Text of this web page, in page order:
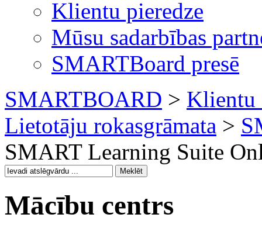
Klientu pieredze
Mūsu sadarbības
SMARTBoard presē
SMARTBOARD > Klientu
Lietotāju rokasgrāmata >
SMART Learning Suite
Mācību centrs